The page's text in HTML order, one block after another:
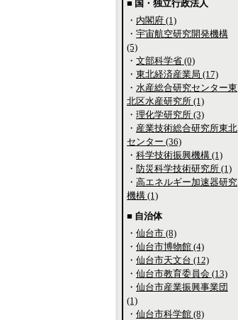
■ 国・独立行政法人
・ 内閣府 (1)
・ 宇宙航空研究開発機構
(5)
・ 文部科学省 (0)
・ 東北経済産業局 (17)
・ 水産総合研究センター東
北区水産研究所 (1)
・ 理化学研究所 (3)
・ 産業技術総合研究所東北
センター (36)
・ 科学技術振興機構 (1)
・ 防災科学技術研究所 (1)
・ 高エネルギー加速器研究
機構 (1)
■ 自治体
・ 仙台市 (8)
・ 仙台市博物館 (4)
・ 仙台市天文台 (12)
・ 仙台市教育委員会 (13)
・ 仙台市産業振興事業団
(1)
・ 仙台市科学館 (8)